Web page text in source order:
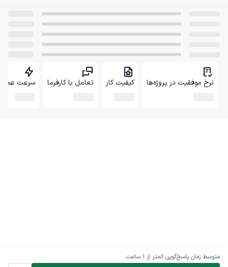
متوسط زمان پاسخ‌گویی کمتر از 1 ساعت
نرخ موفقیت در پروژه‌ها کیفیت کار تعامل با کارفرما سرعت عمل